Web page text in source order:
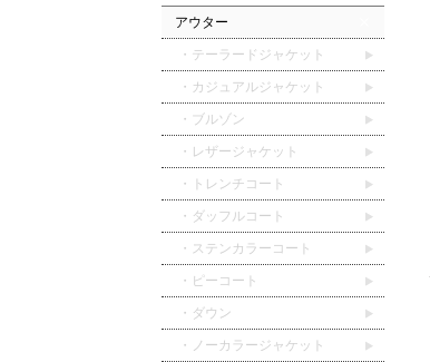
アウター
・テーラードジャケット
・カジュアルジャケット
・ブルゾン
・レザージャケット
・トレンチコート
・ダッフルコート
・ステンカラーコート
・ピーコート
・ダウン
・ノーカラージャケット